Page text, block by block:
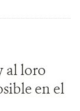
al loro
en el